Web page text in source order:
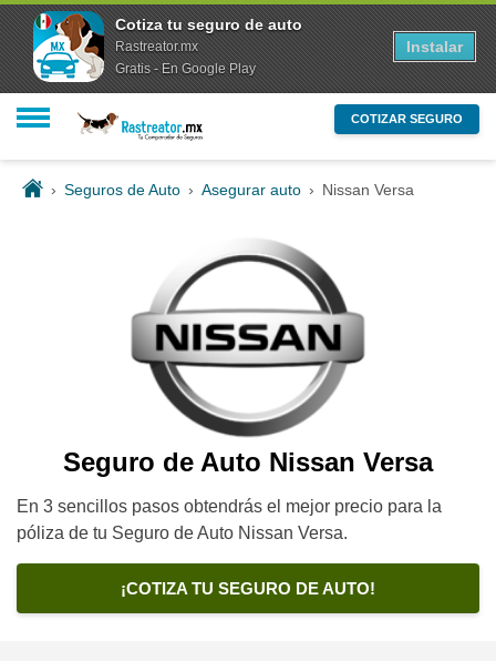
COTIZAR SEGURO
› Seguros de Auto › Asegurar auto › Nissan Versa
Seguro de Auto Nissan Versa
En 3 sencillos pasos obtendrás el mejor precio para la
póliza de tu Seguro de Auto Nissan Versa.
¡COTIZA TU SEGURO DE AUTO!
Cotiza tu seguro de auto
Rastreator.mx
Gratis - En Google Play
Instalar